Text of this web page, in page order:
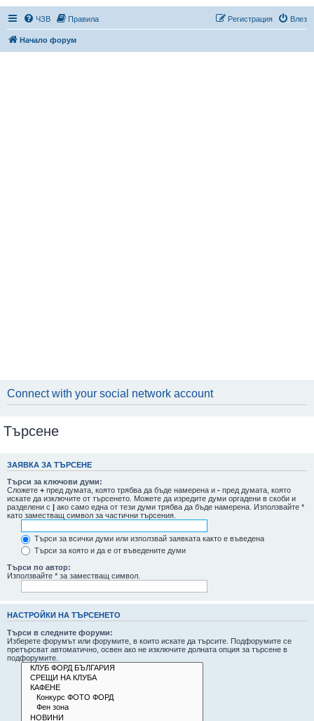
ЧЗВ Правила Влез
Регистрация
Начало форум
Connect with your social network account
Търсене
ЗАЯВКА ЗА ТЪРСЕНЕ
Търси за ключови думи:
Сложете + пред думата, която трябва да бъде намерена и - пред думата, която
искате да изключите от търсенето. Можете да изредите думи оргадени в скоби и
разделени с | ако само една от тези думи трябва да бъде намерена. Използвайте *
като заместващ символ за частични търсения.
Търси за всички думи или използвай заявката както е въведена
Търси за която и да е от въведените думи
Търси по автор:
Използвайте * за заместващ символ.
НАСТРОЙКИ НА ТЪРСЕНЕТО
Търси в следните форуми:
Изберете форумът или форумите, в които искате да търсите. Подфорумите се
претърсват автоматично, освен ако не изключите долната опция за търсене в
подфорумите.